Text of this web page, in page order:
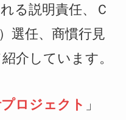
る説明責任、Ｃ
選任、商慣行見
介しています。
ロジェクト 」